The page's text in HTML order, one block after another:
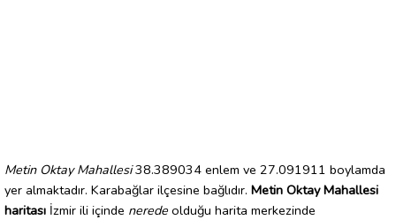
Metin Oktay Mahallesi38.389034 enlem ve 27.091911 boylamda
yer almaktadır. Karabağlar ilçesine bağlıdır. Metin Oktay Mahallesi
haritası İzmir ili içinde nerede olduğu harita merkezinde